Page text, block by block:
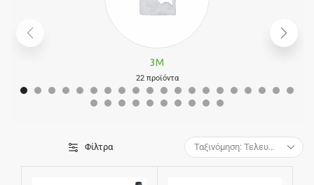
3M
22 προϊόντα
Φίλτρα